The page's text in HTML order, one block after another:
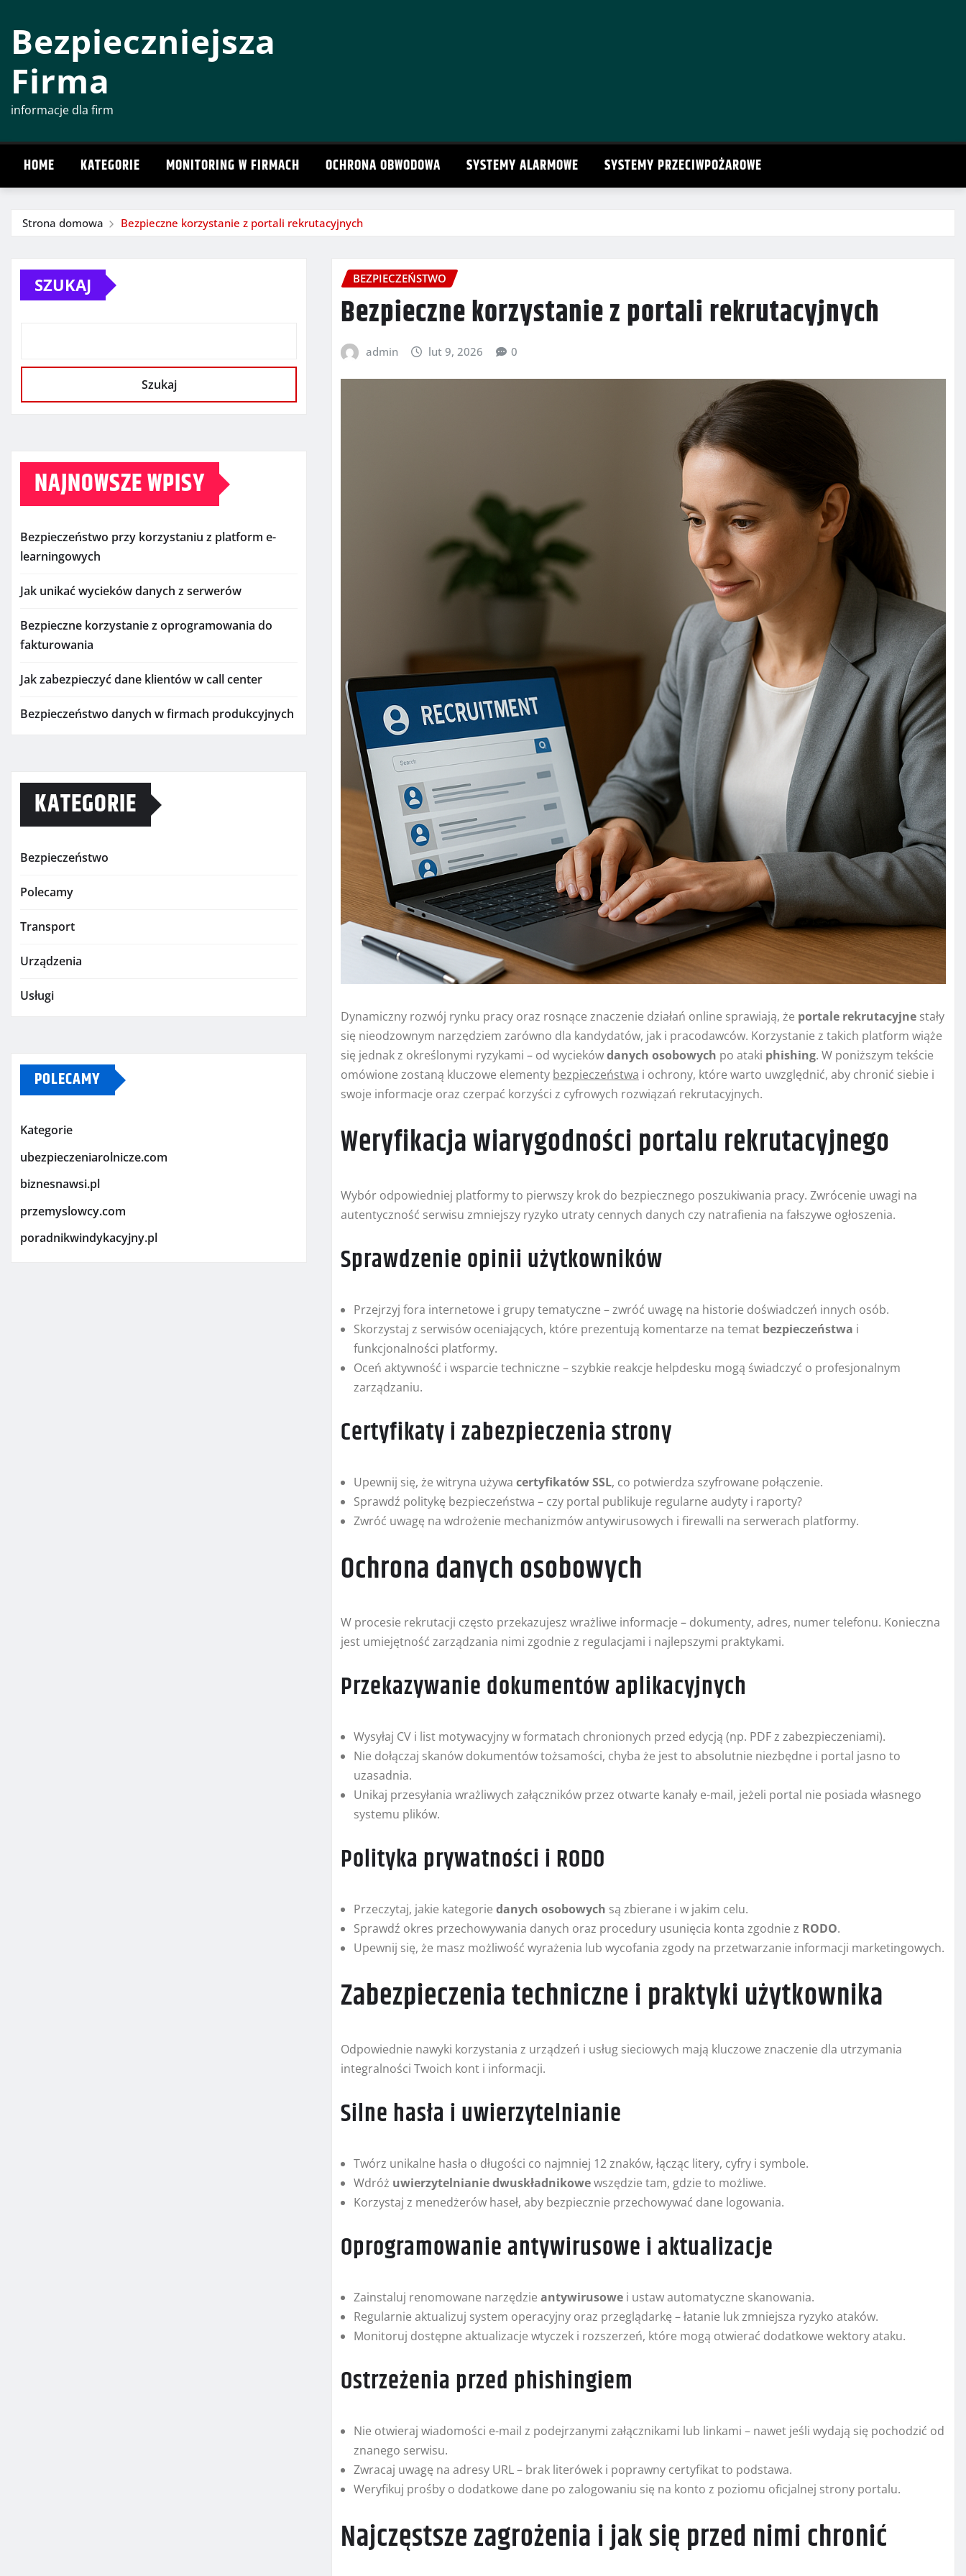
treściBezpieczniejsza
Firma
informacje dla firm
HOME KATEGORIE MONITORING W FIRMACH OCHRONA OBWODOWA SYSTEMY ALARMOWE SYSTEMY PRZECIWPOŻAROWE
Strona domowa Bezpieczne korzystanie z portali rekrutacyjnych
SZUKAJ
Szukaj
NAJNOWSZE WPISY
Bezpieczeństwo przy korzystaniu z platform e-
learningowych
Jak unikać wycieków danych z serwerów
Bezpieczne korzystanie z oprogramowania do
fakturowania
Jak zabezpieczyć dane klientów w call center
Bezpieczeństwo danych w firmach produkcyjnych
KATEGORIE
Bezpieczeństwo
Polecamy
Transport
Urządzenia
Usługi
POLECAMY
Kategorie
ubezpieczeniarolnicze.com
biznesnawsi.pl
przemyslowcy.com
poradnikwindykacyjny.pl
BEZPIECZEŃSTWO
Bezpieczne korzystanie z portali rekrutacyjnych
admin lut 9, 2026 0
Dynamiczny rozwój rynku pracy oraz rosnące znaczenie działań online sprawiają, że portale rekrutacyjne stały
się nieodzownym narzędziem zarówno dla kandydatów, jak i pracodawców. Korzystanie z takich platform wiąże
się jednak z określonymi ryzykami – od wyciekówdanych osobowych po ataki phishing. W poniższym tekście
omówione zostaną kluczowe elementy bezpieczeństwa i ochrony, które warto uwzględnić, aby chronić siebie i
swoje informacje oraz czerpać korzyści z cyfrowych rozwiązań rekrutacyjnych.
Weryfikacja wiarygodności portalu rekrutacyjnego
Wybór odpowiedniej platformy to pierwszy krok do bezpiecznego poszukiwania pracy. Zwrócenie uwagi na
autentyczność serwisu zmniejszy ryzyko utraty cennych danych czy natrafienia na fałszywe ogłoszenia.
Sprawdzenie opinii użytkowników
Przejrzyj fora internetowe i grupy tematyczne – zwróć uwagę na historie doświadczeń innych osób.
Skorzystaj z serwisów oceniających, które prezentują komentarze na temat bezpieczeństwa i
funkcjonalności platformy.
Oceń aktywność i wsparcie techniczne – szybkie reakcje helpdesku mogą świadczyć o profesjonalnym
zarządzaniu.
Certyfikaty i zabezpieczenia strony
Upewnij się, że witryna używa certyfikatów SSL, co potwierdza szyfrowane połączenie.
Sprawdź politykę bezpieczeństwa – czy portal publikuje regularne audyty i raporty?
Zwróć uwagę na wdrożenie mechanizmów antywirusowych i firewalli na serwerach platformy.
Ochrona danych osobowych
W procesie rekrutacji często przekazujesz wrażliwe informacje – dokumenty, adres, numer telefonu. Konieczna
jest umiejętność zarządzania nimi zgodnie z regulacjami i najlepszymi praktykami.
Przekazywanie dokumentów aplikacyjnych
Wysyłaj CV i list motywacyjny w formatach chronionych przed edycją (np. PDF z zabezpieczeniami).
Nie dołączaj skanów dokumentów tożsamości, chyba że jest to absolutnie niezbędne i portal jasno to
uzasadnia.
Unikaj przesyłania wrażliwych załączników przez otwarte kanały e-mail, jeżeli portal nie posiada własnego
systemu plików.
Polityka prywatności i RODO
Przeczytaj, jakie kategorie danych osobowych są zbierane i w jakim celu.
Sprawdź okres przechowywania danych oraz procedury usunięcia konta zgodnie z RODO.
Upewnij się, że masz możliwość wyrażenia lub wycofania zgody na przetwarzanie informacji marketingowych.
Zabezpieczenia techniczne i praktyki użytkownika
Odpowiednie nawyki korzystania z urządzeń i usług sieciowych mają kluczowe znaczenie dla utrzymania
integralności Twoich kont i informacji.
Silne hasła i uwierzytelnianie
Twórz unikalne hasła o długości co najmniej 12 znaków, łącząc litery, cyfry i symbole.
Wdróż uwierzytelnianie dwuskładnikowewszędzie tam, gdzie to możliwe.
Korzystaj z menedżerów haseł, aby bezpiecznie przechowywać dane logowania.
Oprogramowanie antywirusowe i aktualizacje
Zainstaluj renomowane narzędzie antywirusowe i ustaw automatyczne skanowania.
Regularnie aktualizuj system operacyjny oraz przeglądarkę – łatanie luk zmniejsza ryzyko ataków.
Monitoruj dostępne aktualizacje wtyczek i rozszerzeń, które mogą otwierać dodatkowe wektory ataku.
Ostrzeżenia przed phishingiem
Nie otwieraj wiadomości e-mail z podejrzanymi załącznikami lub linkami – nawet jeśli wydają się pochodzić od
znanego serwisu.
Zwracaj uwagę na adresy URL – brak literówek i poprawny certyfikat to podstawa.
Weryfikuj prośby o dodatkowe dane po zalogowaniu się na konto z poziomu oficjalnej strony portalu.
Najczęstsze zagrożenia i jak się przed nimi chronić